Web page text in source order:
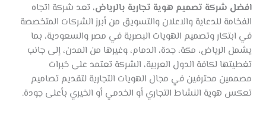
افضل شركة تصميم هوية تجارية بالرياض، تعد شركة اتجاه
الفخامة للدعاية والاعلان والتسويق من أبرز الشركات المتخصصة
في ابتكار وتصميم الهويات البصرية في مصر والسعودية، بما
يشمل الرياض، مكة، جدة، الدمام، وغيرها من المدن، إلى جانب
تغطيتها لكافة الدول العربية، الشركة تعتمد على خبرات
مصممين محترفين في مجال الهويات التجارية لتقديم تصاميم
تعكس هوية النشاط التجاري أو الخدمي أو الخيري بأعلى جودة.